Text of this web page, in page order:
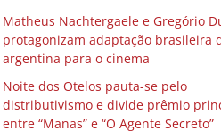
Matheus Nachtergaele e Gregório
protagonizam adaptação brasileira
argentina para o cinema
Noite dos Otelos pauta-se pelo
distributivismo e divide prêmio
entre “Manas” e “O Agente Secreto”